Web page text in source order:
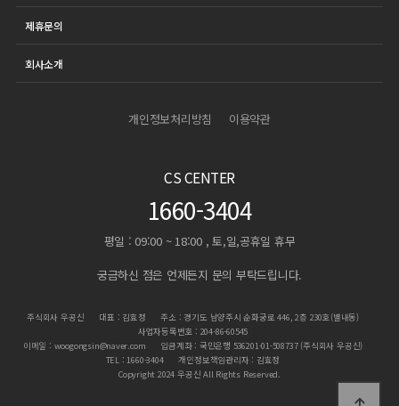
제휴문의
회사소개
개인정보처리방침 이용약관
CS CENTER
1660-3404
평일 : 09:00 ~ 18:00 , 토,일,공휴일 휴무
궁금하신 점은 언제든지 문의 부탁드립니다.
주식회사 우공신 대표 : 김효정
주소 : 경기도 남양주시 순화궁로 446, 2층 230호(별내동)
사업자등록번호 : 204-86-60545
이메일 : woogongsin@naver.com
입금계좌 : 국민은행 536201-01-508737 (주식회사 우공신)
TEL : 1660-3404
개인정보책임관리자 : 김효정
Copyright 2024 우공신 All Rights Reserved.